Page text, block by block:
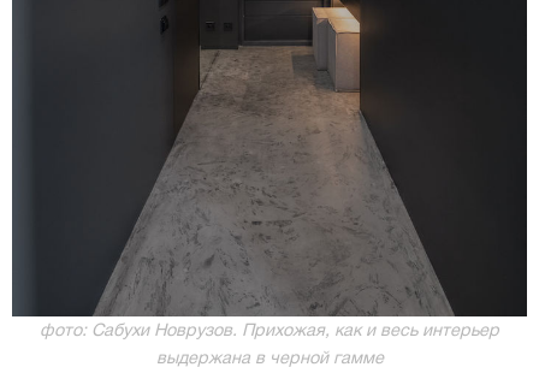
фото: Сабухи Новрузов. Прихожая, как и весь интерьер
выдержана в черной гамме